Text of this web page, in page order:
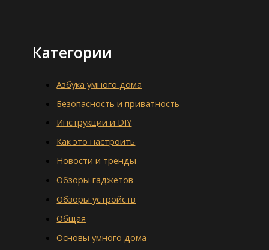
Категории
Азбука умного дома
Безопасность и приватность
Инструкции и DIY
Как это настроить
Новости и тренды
Обзоры гаджетов
Обзоры устройств
Общая
Основы умного дома